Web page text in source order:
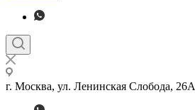
г. Москва, ул. Ленинская Слобода, 26А